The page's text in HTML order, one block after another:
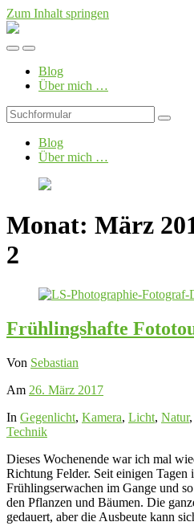
Zum Inhalt springen
Foto-
LS
Photographie
Mobil-
umschalten
Suchfeld
umschalten
Blog
Über mich …
Suchen
Blog
Über mich …
Monat: März
2
Frühlingshafte
Von Sebastian
Am 26. März 2017
In Gegenlicht, Kamera, Licht, Natur,
Technik
Dieses Wochenende war ich mal
Richtung Felder. Seit einigen Tagen
Frühlingserwachen im Gange und
den Pflanzen und Bäumen. Die
gedauert, aber die Ausbeute kann